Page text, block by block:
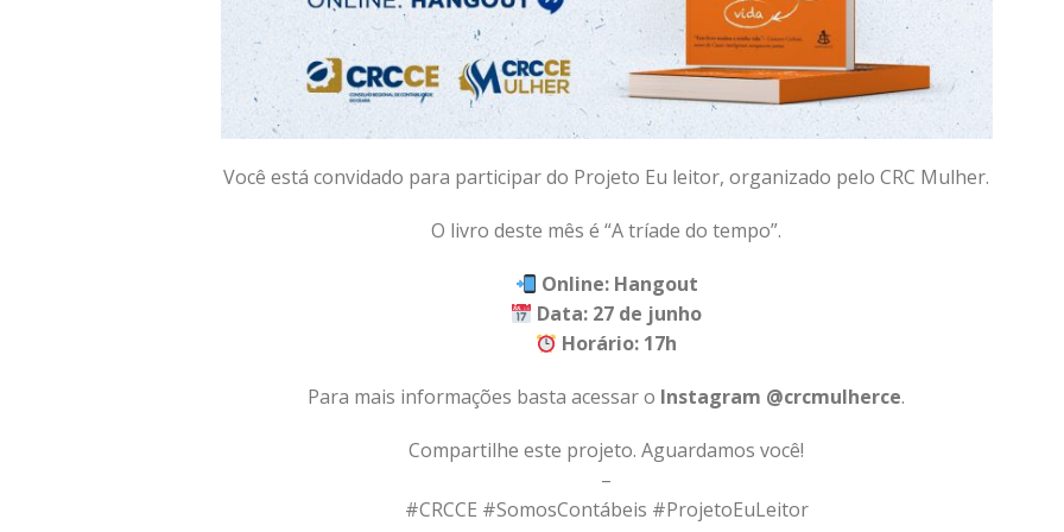
Você está convidado para participar do Projeto Eu leitor, organizado pelo CRC Mulher.
O livro deste mês é “A tríade do tempo”.
Online: Hangout
Data: 27 de junho
Horário: 17h
Para mais informações basta acessar o Instagram @crcmulherce.
Compartilhe este projeto. Aguardamos você!
–
#CRCCE #SomosContábeis #ProjetoEuLeitor